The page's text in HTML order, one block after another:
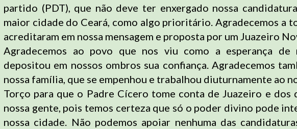
partido (PDT), que não deve ter enxergado nossa
maior cidade do Ceará, como algo prioritário. Agradecemos a
acreditaram em nossa mensagem e proposta por um Juazeiro
Agradecemos ao povo que nos viu como a esperança de
depositou em nossos ombros sua confiança. Agradecemos
nossa família, que se empenhou e trabalhou diuturnamente ao
Torço para que o Padre Cícero tome conta de Juazeiro e dos
nossa gente, pois temos certeza que só o poder divino pode
nossa cidade. Não podemos apoiar nenhuma das